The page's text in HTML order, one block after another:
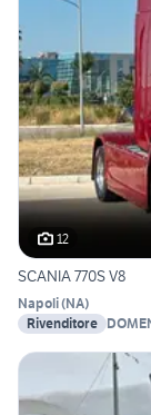
12
SCANIA 770S V8
Napoli(NA)
Rivenditore